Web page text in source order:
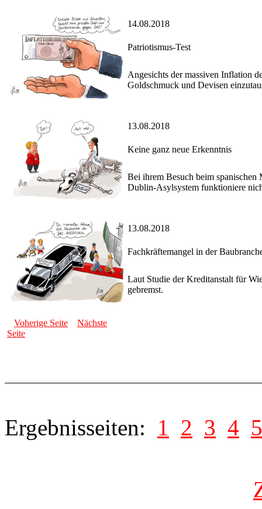
14.08.2018
Patriotismus-Test
Angesichts der massiven Inflation
Goldschmuck und Devisen
13.08.2018
Keine ganz neue Erkenntnis
Bei ihrem Besuch beim spanischen
Dublin-Asylsystem funktioniere
13.08.2018
Fachkräftemangel in der
Laut Studie der Kreditanstalt für
gebremst.
Voherige Seite
Nächste
Seite
Ergebnisseiten: 1 2 3 4 5